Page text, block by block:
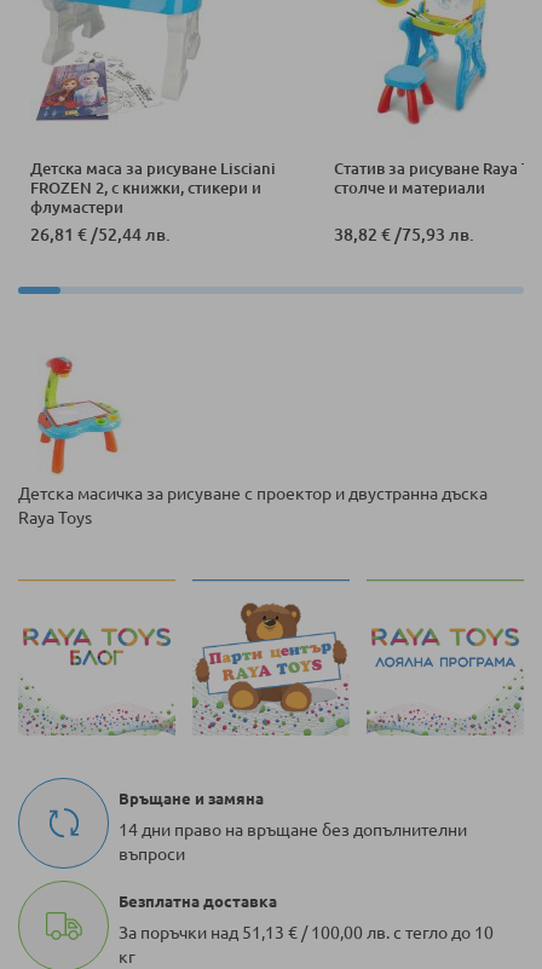
Детска маса за рисуване Lisciani
FROZEN 2, с книжки, стикери и
флумастери
26,81 €/52,44 лв.
Статив за рисуване Raya
столче и материали
38,82 €/75,93 лв.
Детска масичка за рисуване с проектор и двустранна дъска
Raya Toys
Връщане и замяна
14 дни право на връщане без допълнителни
въпроси
Безплатна доставка
За поръчки над 51,13 € / 100,00 лв. с тегло до 10
кг